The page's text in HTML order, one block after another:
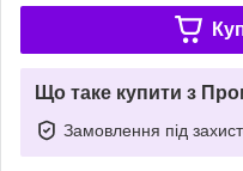
Що таке купити з
Замовлення під